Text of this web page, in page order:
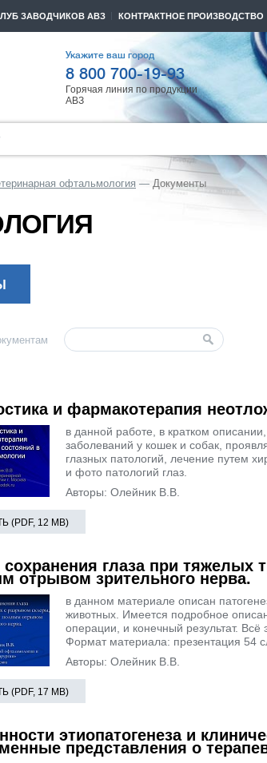
ЗАВОДЧИКОВ АВЗ КОНТРАКТНОЕ ПРОИЗВОДСТВО
Укажите ваш город
8 800 700-19-93
Горячая линия по продукции
АВЗ
офтальмология Документы
и фармакотерапия
в данной работе, в кратком
заболеваний у кошек и собак,
глазных патологий, лечение путем
и фото патологий глаз.
Авторы: Олейник В.В.
(PDF, 12 MB)
глаза при тяжелых
отрывом зрительного нерва.
в данном материале описан
животных. Имеется подробное
операции, и конечный результат.
Формат материала: презентация 54
Авторы: Олейник В.В.
(PDF, 17 MB)
этиопатогенеза и
представления о